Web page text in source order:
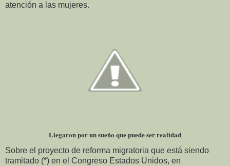
atención a las mujeres.
Llegaron por un sueño que puede ser realidad
Sobre el proyecto de reforma migratoria que está siendo
tramitado (*) en el Congreso Estados Unidos, en